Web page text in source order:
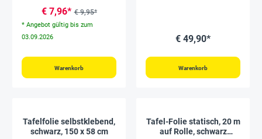
€ 7,96* € 9,95*
* Angebot gültig bis zum
03.09.2026
Warenkorb
€ 49,90*
Warenkorb
Tafelfolie selbstklebend,
schwarz, 150 x 58 cm
Tafel-Folie statisch, 20 m
auf Rolle, schwarz